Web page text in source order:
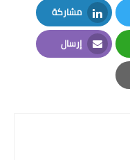
مشاركة
LinkedIn
إرسال
Email